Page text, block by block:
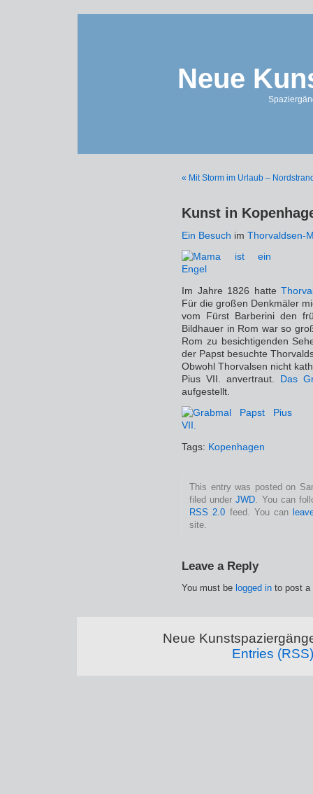
Neue
« Mit Storm im Urlaub –
Kunst in
Ein Besuch im Thorvaldsen-
Im Jahre 1826 hatte
Für die großen Denkmäler
vom Fürst Barberini den
Bildhauer in Rom war so
Rom zu besichtigenden
der Papst besuchte
Obwohl Thorvalsen nicht
Pius VII. anvertraut. Das
aufgestellt.
Tags: Kopenhagen
This entry was posted on
filed underJWD . You can
RSS 2.0 feed. You can
site.
Leave a Reply
You must be logged in to post a
Neue
Entries (RSS)